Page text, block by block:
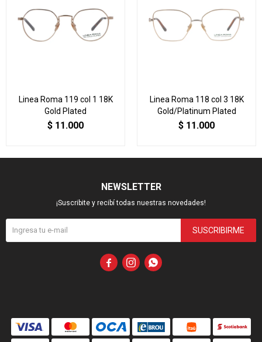
Linea Roma 119 col 1 18K
Gold Plated
$ 11.000
Linea Roma 118 col 3 18K
Gold/Platinum Plated
$ 11.000
NEWSLETTER
¡Suscribite y recibí todas nuestras novedades!
SUSCRIBIRME
  